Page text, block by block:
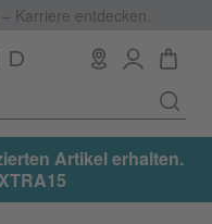
Karriere entdecken.
Artikel erhalten.